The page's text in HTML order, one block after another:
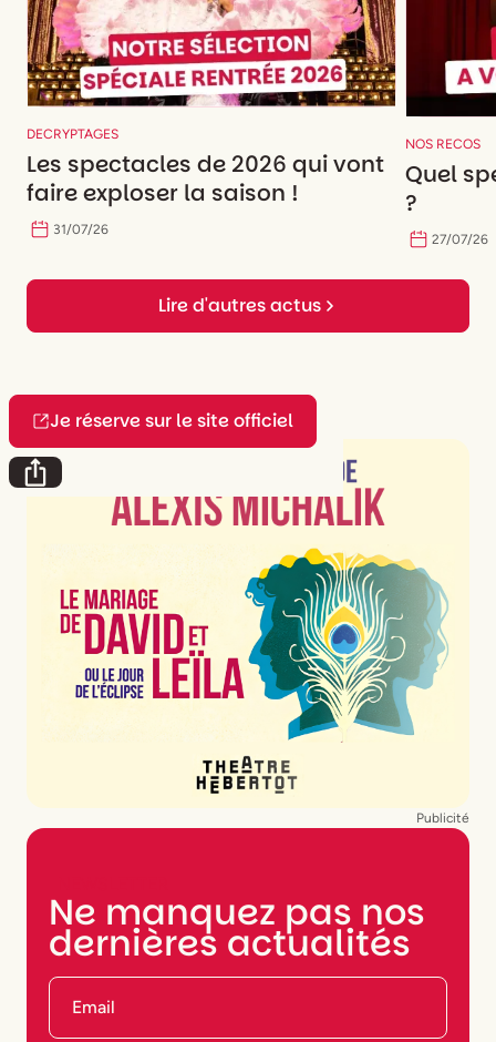
DECRYPTAGES
Les spectacles de 2026 qui vont
faire exploser la saison !
31/07/26
NOS RECOS
Quel
?
27/07/26
Lire d'autres actus
Je réserve sur le site officiel
Publicité
Ne manquez pas nos
dernières actualités